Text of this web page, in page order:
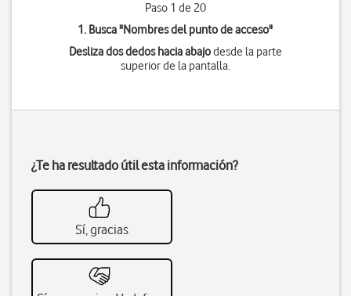
Paso 1 de 20
1. Busca "Nombres del punto de acceso"
Desliza dos dedos hacia abajodesde la parte
superior de la pantalla.
¿Te ha resultado útil esta información?
Sí, gracias